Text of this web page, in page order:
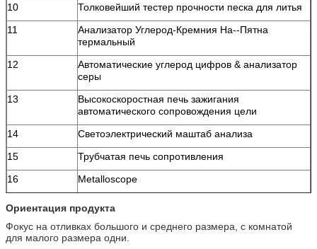
10
Толковейший тестер прочности песка для литья
11
Анализатор Углерод-Кремния На--Пятна
термальный
12
Автоматические углерод цифров & анализатор
серы
13
Высокоскоростная печь зажигания
автоматического сопровождения цели
14
Светоэлектрический маштаб анализа
15
Трубчатая печь сопротивления
16
Metalloscope
18
Дурометр
Ориентация продукта
Фокус на отливках большого и среднего размера, с комнатой
для малого размера одни.